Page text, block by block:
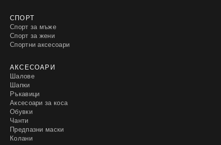
СПОРТ
Спорт за мъже
Спорт за жени
Спортни аксесоари
АКСЕСОАРИ
Шалове
Шапки
Ръкавици
Аксесоари за коса
Обувки
Чанти
Предпазни маски
Колани